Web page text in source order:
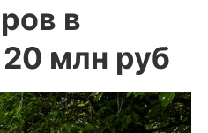
в
млн руб